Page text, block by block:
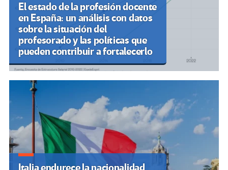
El estado de la profesión docente
en España: un análisis con datos
sobre la situación del
profesorado y las políticas que
pueden contribuir a fortalecerlo